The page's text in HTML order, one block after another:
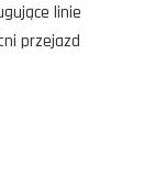
linie
przejazd